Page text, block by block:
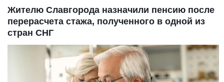
Жителю Славгорода назначили пенсию после
перерасчета стажа, полученного в одной из
стран СНГ